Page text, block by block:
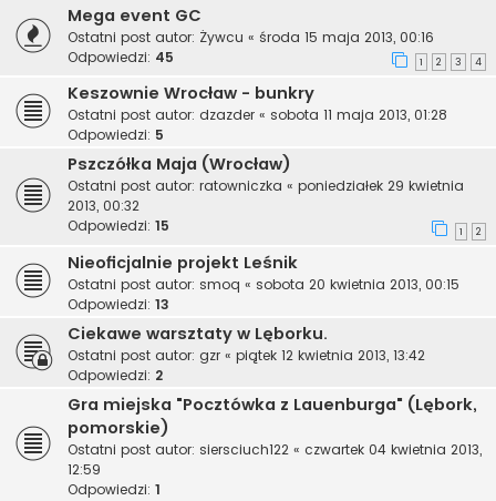
Mega event GC
Ostatni post autor: Żywcu « środa 15 maja 2013, 00:16
Odpowiedzi: 45 1 2 3 4
Keszownie Wrocław - bunkry
Ostatni post autor: dzazder « sobota 11 maja 2013, 01:28
Odpowiedzi: 5
Pszczółka Maja (Wrocław)
Ostatni post autor: ratowniczka « poniedziałek 29 kwietnia
2013, 00:32
Odpowiedzi: 15 1 2
Nieoficjalnie projekt Leśnik
Ostatni post autor: smoq « sobota 20 kwietnia 2013, 00:15
Odpowiedzi: 13
Ciekawe warsztaty w Lęborku.
Ostatni post autor: gzr « piątek 12 kwietnia 2013, 13:42
Odpowiedzi: 2
Gra miejska "Pocztówka z Lauenburga" (Lębork,
pomorskie)
Ostatni post autor: siersciuch122 « czwartek 04 kwietnia 2013,
12:59
Odpowiedzi: 1